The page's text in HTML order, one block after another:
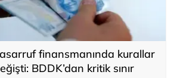
finansmanında kurallar
BDDK’dan kritik sınır